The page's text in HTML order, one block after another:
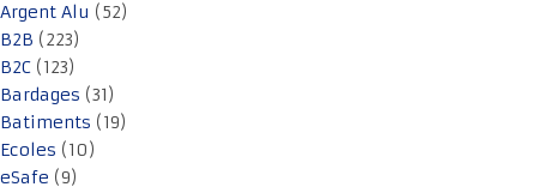
Argent Alu (52)
B2B (223)
B2C (123)
Bardages (31)
Batiments (19)
Ecoles (10)
eSafe (9)